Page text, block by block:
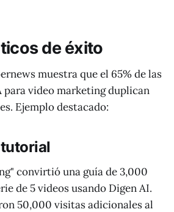
de éxito
muestra que el 65% de las
para video marketing duplican
Ejemplo destacado:
convirtió una guía de 3,000
de 5 videos usando Digen AI.
50,000 visitas adicionales al